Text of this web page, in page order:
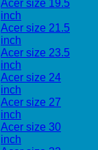
Acer size 19.5
inch
Acer size 21.5
inch
Acer size 23.5
inch
Acer size 24
inch
Acer size 27
inch
Acer size 30
inch